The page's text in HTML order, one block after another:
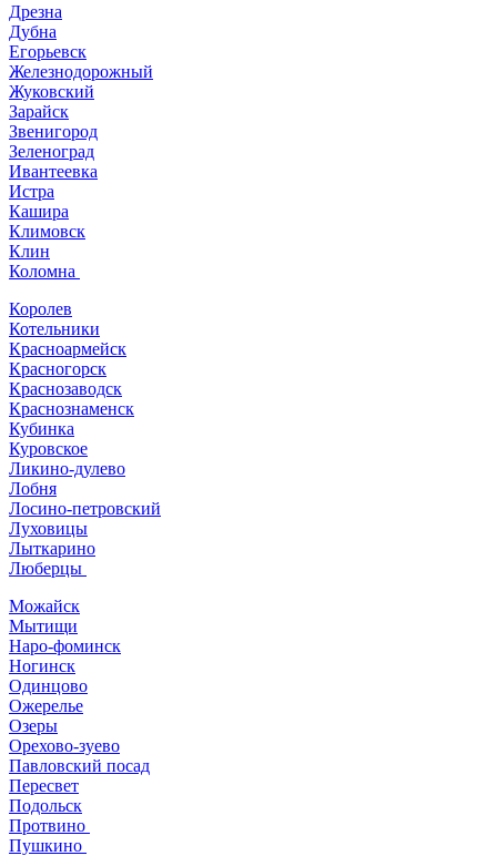
Дрезна
Дубна
Егорьевск
Железнодорожный
Жуковский
Зарайск
Звенигород
Зеленоград
Ивантеевка
Истра
Кашира
Климовск
Клин
Коломна
Королев
Котельники
Красноармейск
Красногорск
Краснозаводск
Краснознаменск
Кубинка
Куровское
Ликино-дулево
Лобня
Лосино-петровский
Луховицы
Лыткарино
Люберцы
Можайск
Мытищи
Наро-фоминск
Ногинск
Одинцово
Ожерелье
Озеры
Орехово-зуево
Павловский посад
Пересвет
Подольск
Протвино
Пушкино